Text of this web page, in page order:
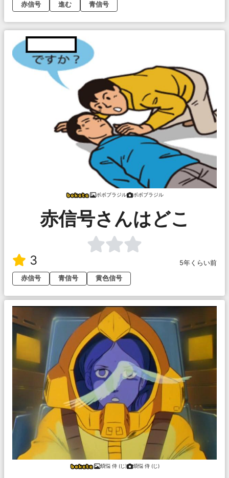
赤信号
進む 青信号
ボボブラジル ボボブラジル
赤信号さんはどこ
3
5年くらい前
赤信号
青信号 黄色信号
煩悩 侍 (じ) 煩悩 侍 (じ)